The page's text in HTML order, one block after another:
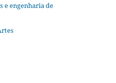
e engenharia de